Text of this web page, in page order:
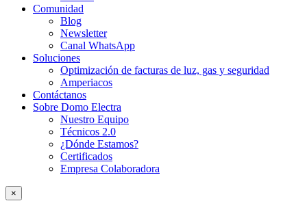
Comunidad
Blog
Newsletter
Canal WhatsApp
Soluciones
Optimización de facturas de luz, gas y seguridad
Amperiacos
Contáctanos
Sobre Domo Electra
Nuestro Equipo
Técnicos 2.0
¿Dónde Estamos?
Certificados
Empresa Colaboradora
×